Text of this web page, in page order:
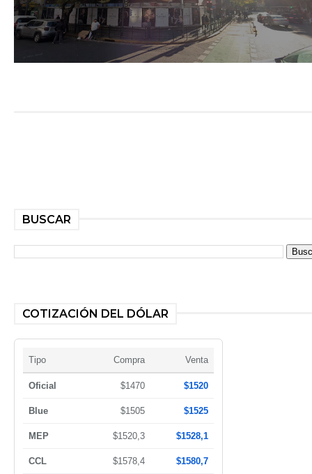
BUSCAR
COTIZACIÓN DEL DÓLAR
Tipo Compra Venta
Oficial $1470 $1520
Blue $1505 $1525
MEP $1520,3 $1528,1
CCL $1578,4 $1580,7